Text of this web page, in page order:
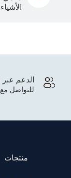
الدعم عبر
للتواصل مع
منتجات